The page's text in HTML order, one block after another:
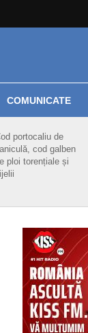
COMUNICATE
portocaliu de
cod galben
ploi torențiale și